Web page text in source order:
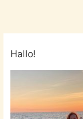
Hallo!